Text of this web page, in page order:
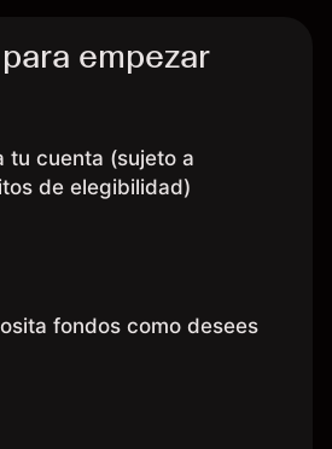
empezar
tu cuenta (sujeto a
de elegibilidad)
fondos como desees